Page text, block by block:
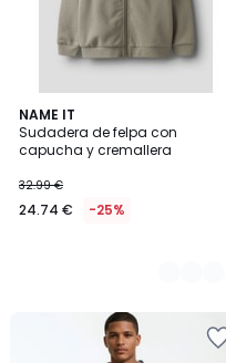
NAME IT
Sudadera de felpa con
capucha y cremallera
32.99 €
24.74 € -25%
2
Colores